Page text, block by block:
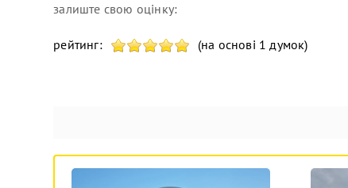
залиште свою оцінку:
рейтинг: (на основі 1 думок)